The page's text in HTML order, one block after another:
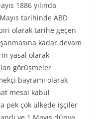
1886 yılında
tarihinde ABD
olarak tarihe geçen
kadar devam
yasal olarak
görüşmeler
bayramı olarak
mesai kabul
pek çok ülkede işçiler